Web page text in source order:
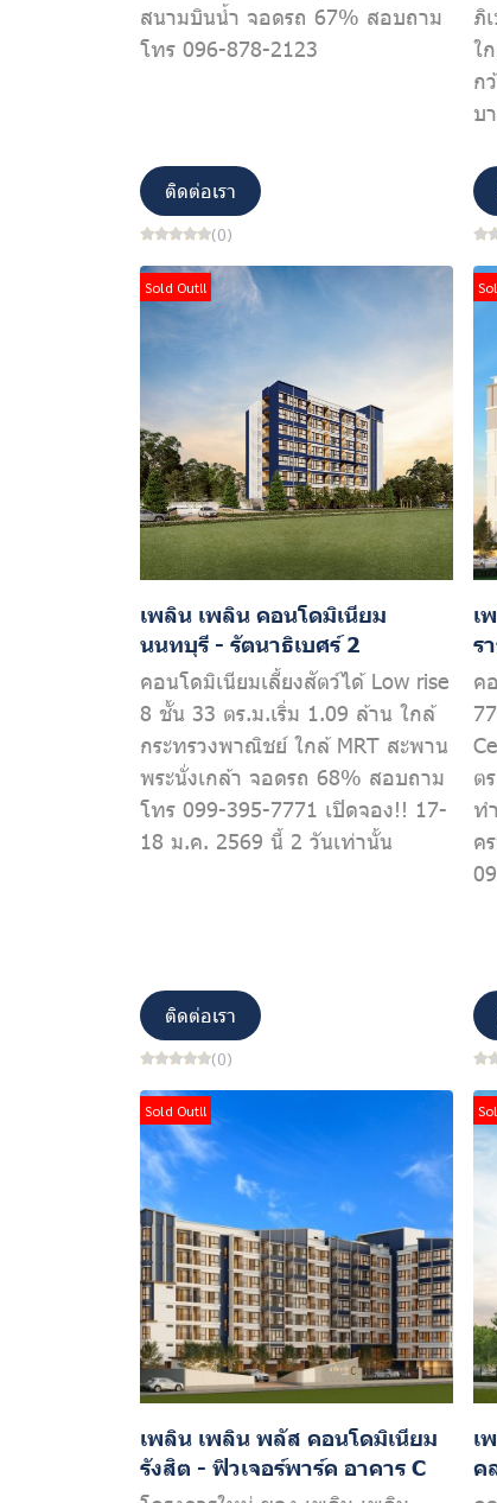
สนามบินน้ำ จอดรถ 67% สอบถาม
โทร 096-878-2123
ติดต่อเรา
(0)
ภิ
ใ
ก
บ
Sold Out!!
เพลิน เพลิน คอนโดมิเนียม
นนทบุรี - รัตนาธิเบศร์ 2
คอนโดมิเนียมเลี้ยงสัตว์ได้ Low rise
8 ชั้น 33 ตร.ม.เริ่ม 1.09 ล้าน ใกล้
กระทรวงพาณิชย์ ใกล้ MRT สะพาน
พระนั่งเกล้า จอดรถ 68% สอบถาม
โทร 099-395-7771 เปิดจอง!! 17-
18 ม.ค. 2569 นี้ 2 วันเท่านั้น
ติดต่อเรา
(0)
เ
ร
ค
ต
ท
ค
Sold Out!!
เพลิน เพลิน พลัส คอนโดมิเนียม
รังสิต - ฟิวเจอร์พาร์ค อาคาร C
เ
ค